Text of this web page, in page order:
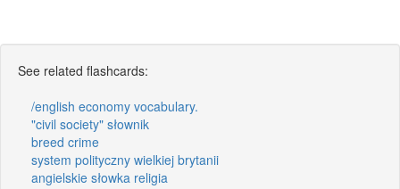
See related flashcards:
/english economy vocabulary.
"civil society" słownik
breed crime
system polityczny wielkiej brytanii
angielskie słowka religia